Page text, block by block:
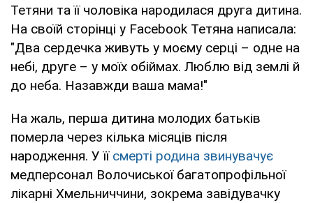
Тетяни та її чоловіка народилася друга дитина.
На своїй сторінці у Facebook Тетяна написала:
"Два сердечка живуть у моєму серці – одне на
небі, друге – у моїх обіймах. Люблю від землі й
до неба. Назавжди ваша мама!"
На жаль, перша дитина молодих батьків
померла через кілька місяців після
народження. У її смерті родина звинувачує
медперсонал Волочиської багатопрофільної
лікарні Хмельниччини, зокрема завідувачку